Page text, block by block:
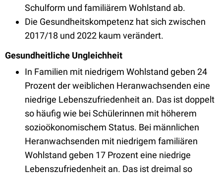
Schulform und familiärem Wohlstand ab.
Die Gesundheitskompetenz hat sich zwischen
2017/18 und 2022 kaum verändert.
Gesundheitliche Ungleichheit
In Familien mit niedrigem Wohlstand geben 24
Prozent der weiblichen Heranwachsenden eine
niedrige Lebenszufriedenheit an. Das ist doppelt
so häufig wie bei Schülerinnen mit höherem
sozioökonomischem Status. Bei männlichen
Heranwachsenden mit niedrigem familiären
Wohlstand geben 17 Prozent eine niedrige
Lebenszufriedenheit an. Das ist dreimal so